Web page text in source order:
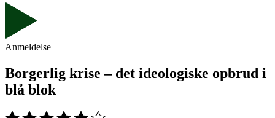
Anmeldelse
Borgerlig krise – det ideologiske opbrud i
blå blok